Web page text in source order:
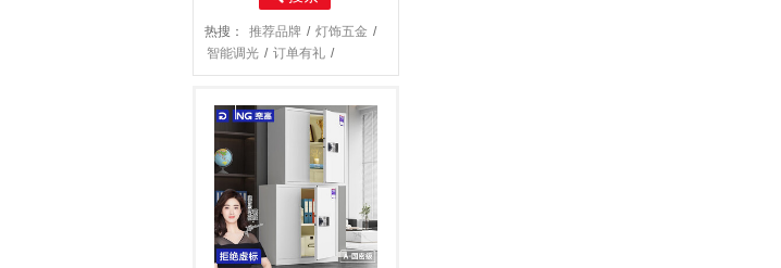
热搜： 推荐品牌 / 灯饰五金 /
智能调光 / 订单有礼 /
安装服务 /